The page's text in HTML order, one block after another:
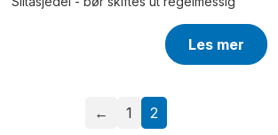
Les mer
← 1 2